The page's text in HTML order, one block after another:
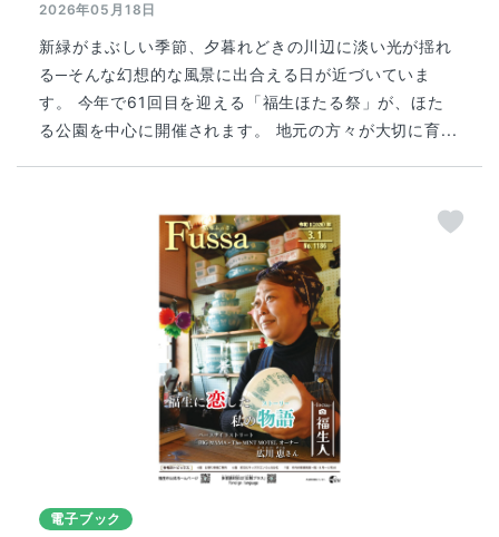
2026年05月18日
新緑がまぶしい季節、夕暮れどきの川辺に淡い光が揺れ
る─そんな幻想的な風景に出合える日が近づいていま
す。 今年で61回目を迎える「福生ほたる祭」が、ほた
る公園を中心に開催されます。 地元の方々が大切に育...
電子ブック